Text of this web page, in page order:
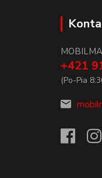
+421
(Po-Pia